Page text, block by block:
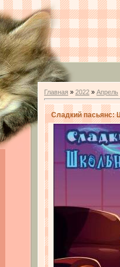
Главная » 2022 » Апрель
Сладкий пасьянс: